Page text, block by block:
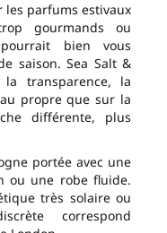
les parfums estivaux
gourmands ou
bien vous
saison. Sea Salt &
transparence, la
propre que sur la
différente, plus
portée avec une
ou une robe fluide.
très solaire ou
correspond